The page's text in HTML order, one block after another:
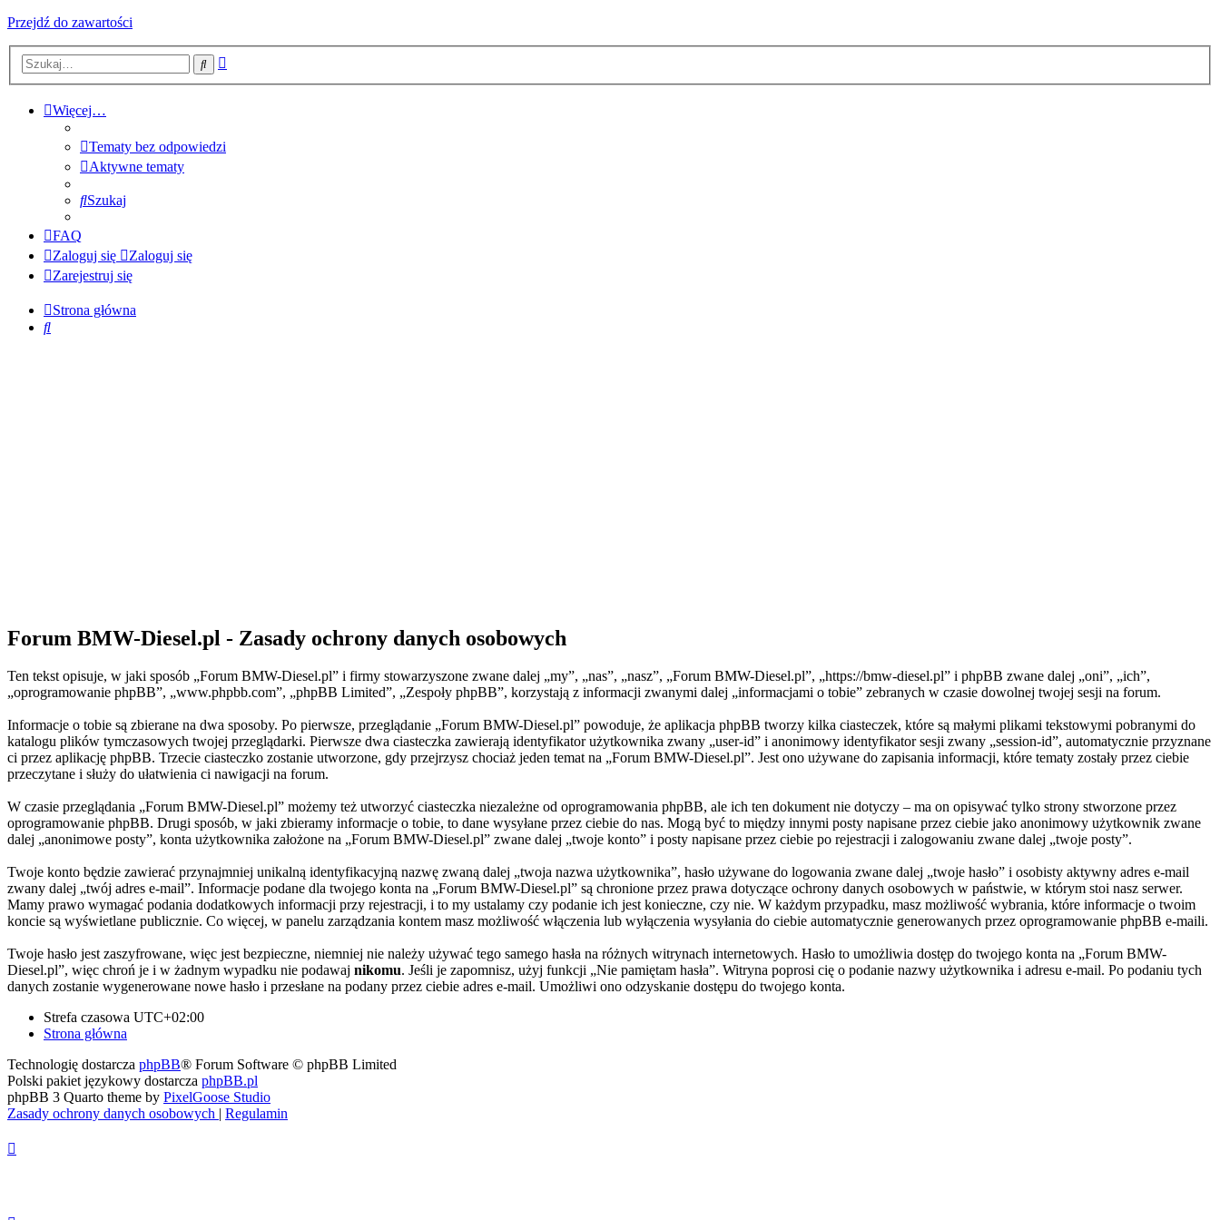
Przejdź do zawartości
Szukaj
Więcej…
Tematy bez odpowiedzi
Aktywne tematy
Szukaj
FAQ
Zaloguj się
Zaloguj się
Zarejestruj się
Strona główna
Szukaj
Forum BMW-Diesel.pl - Zasady ochrony danych osobowych
Ten tekst opisuje, w jaki sposób „Forum BMW-Diesel.pl” i firmy stowarzyszone zwane dalej „my”, „nas”, „nasz”, „Forum BMW-Diesel.pl”, „https://bmw-diesel.pl” i phpBB zwane dalej „oni”, „ich”,
„oprogramowanie phpBB”, „www.phpbb.com”, „phpBB Limited”, „Zespoły phpBB”, korzystają z informacji zwanymi dalej „informacjami o tobie” zebranych w czasie dowolnej twojej sesji na forum.
Informacje o tobie są zbierane na dwa sposoby. Po pierwsze, przeglądanie „Forum BMW-Diesel.pl” powoduje, że aplikacja phpBB tworzy kilka ciasteczek, które są małymi plikami tekstowymi pobranymi do
katalogu plików tymczasowych twojej przeglądarki. Pierwsze dwa ciasteczka zawierają identyfikator użytkownika zwany „user-id” i anonimowy identyfikator sesji zwany „session-id”, automatycznie przyznane
ci przez aplikację phpBB. Trzecie ciasteczko zostanie utworzone, gdy przejrzysz chociaż jeden temat na „Forum BMW-Diesel.pl”. Jest ono używane do zapisania informacji, które tematy zostały przez ciebie
przeczytane i służy do ułatwienia ci nawigacji na forum.
W czasie przeglądania „Forum BMW-Diesel.pl” możemy też utworzyć ciasteczka niezależne od oprogramowania phpBB, ale ich ten dokument nie dotyczy – ma on opisywać tylko strony stworzone przez
oprogramowanie phpBB. Drugi sposób, w jaki zbieramy informacje o tobie, to dane wysyłane przez ciebie do nas. Mogą być to między innymi posty napisane przez ciebie jako anonimowy użytkownik zwane
dalej „anonimowe posty”, konta użytkownika założone na „Forum BMW-Diesel.pl” zwane dalej „twoje konto” i posty napisane przez ciebie po rejestracji i zalogowaniu zwane dalej „twoje posty”.
Twoje konto będzie zawierać przynajmniej unikalną identyfikacyjną nazwę zwaną dalej „twoja nazwa użytkownika”, hasło używane do logowania zwane dalej „twoje hasło” i osobisty aktywny adres e-mail
zwany dalej „twój adres e-mail”. Informacje podane dla twojego konta na „Forum BMW-Diesel.pl” są chronione przez prawa dotyczące ochrony danych osobowych w państwie, w którym stoi nasz serwer.
Mamy prawo wymagać podania dodatkowych informacji przy rejestracji, i to my ustalamy czy podanie ich jest konieczne, czy nie. W każdym przypadku, masz możliwość wybrania, które informacje o twoim
koncie są wyświetlane publicznie. Co więcej, w panelu zarządzania kontem masz możliwość włączenia lub wyłączenia wysyłania do ciebie automatycznie generowanych przez oprogramowanie phpBB e-maili.
Twoje hasło jest zaszyfrowane, więc jest bezpieczne, niemniej nie należy używać tego samego hasła na różnych witrynach internetowych. Hasło to umożliwia dostęp do twojego konta na „Forum BMW-
Diesel.pl”, więc chroń je i w żadnym wypadku nie podawaj nikomu. Jeśli je zapomnisz, użyj funkcji „Nie pamiętam hasła”. Witryna poprosi cię o podanie nazwy użytkownika i adresu e-mail. Po podaniu tych
danych zostanie wygenerowane nowe hasło i przesłane na podany przez ciebie adres e-mail. Umożliwi ono odzyskanie dostępu do twojego konta.
Strefa czasowa UTC+02:00
Strona główna
Technologię dostarcza phpBB® Forum Software © phpBB Limited
Polski pakiet językowy dostarcza phpBB.pl
phpBB 3 Quarto theme by PixelGoose Studio
Zasady ochrony danych osobowych | Regulamin